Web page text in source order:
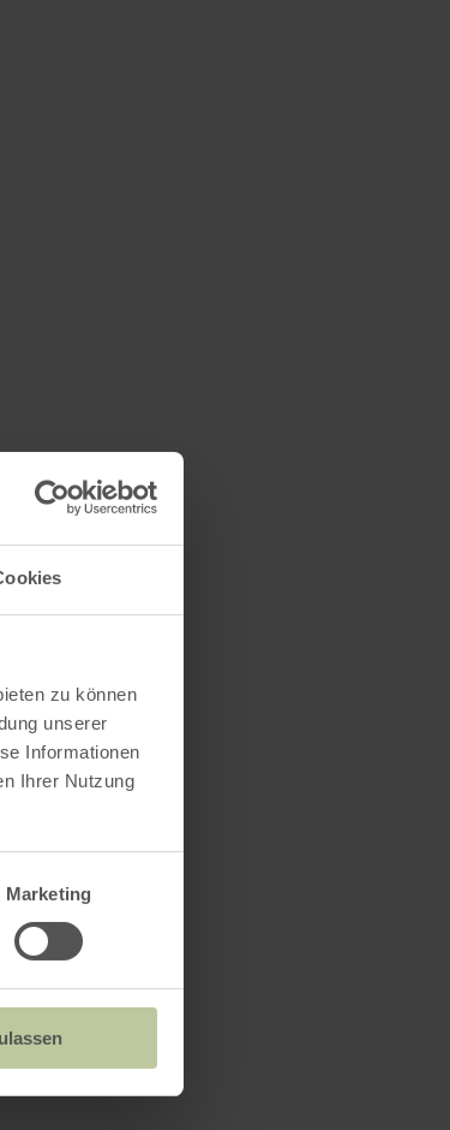
zu können
unserer
Informationen
Ihrer Nutzung
Marketing